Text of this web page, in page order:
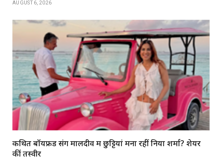
AUGUST 6, 2026
कथित बॉयफ्रेंड संग मालदीव में छुट्टियां मना रहीं निया शर्मा? शेयर
कीं तस्वीरें